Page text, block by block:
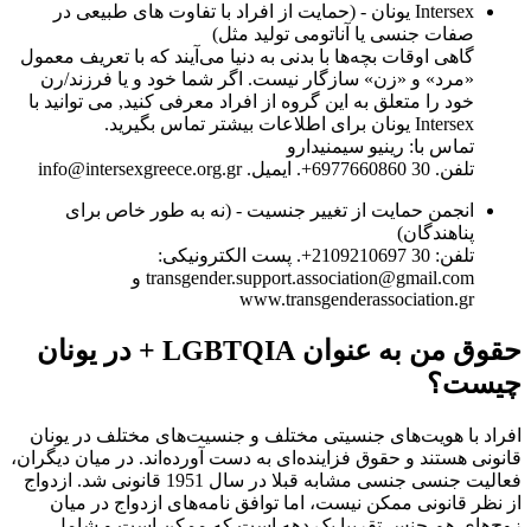
Intersex یونان - (حمایت از افراد با تفاوت های طبیعی در
صفات جنسی یا آناتومی تولید مثل)
گاهی اوقات بچه‌ها با بدنی به دنیا می‌آیند که با تعریف معمول
«مرد» و «زن» سازگار نیست. اگر شما خود و یا فرزند/رن
خود را متعلق به این گروه از افراد معرفی کنید, می توانید با
Intersex یونان برای اطلاعات بیشتر تماس بگیرید.
تماس با: رینیو سیمنیدارو
تلفن. 6977660860 30+. ایمیل. info@intersexgreece.org.gr
انجمن حمایت از تغییر جنسیت - (نه به طور خاص برای
پناهندگان)
تلفن: 2109210697 30+. پست الکترونیکی:
transgender.support.association@gmail.com و
www.transgenderassociation.gr
حقوق من به عنوان LGBTQIA + در یونان
چیست؟
افراد با هویت‌های جنسیتی مختلف و جنسیت‌های مختلف در یونان
قانونی هستند و حقوق فزاینده‌ای به دست آورده‌اند. در میان دیگران،
فعالیت جنسی جنسی مشابه قبلا در سال 1951 قانونی شد. ازدواج
از نظر قانونی ممکن نیست، اما توافق نامه‌های ازدواج در میان